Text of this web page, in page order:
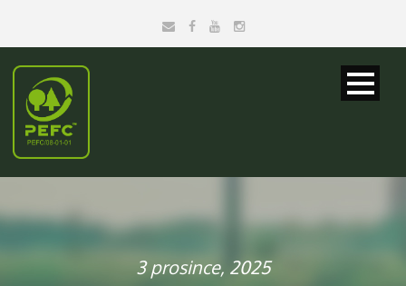
3 prosince, 2025